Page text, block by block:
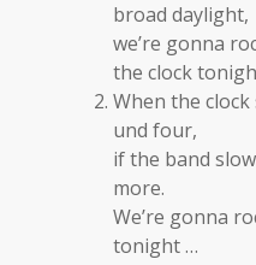
broad daylight,
we’re gonna
the clock
When the
und four,
if the band
more.
We’re gonna
tonight …